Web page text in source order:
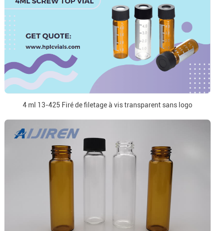
4 ml 13-425 Firé de filetage à vis transparent sans logo